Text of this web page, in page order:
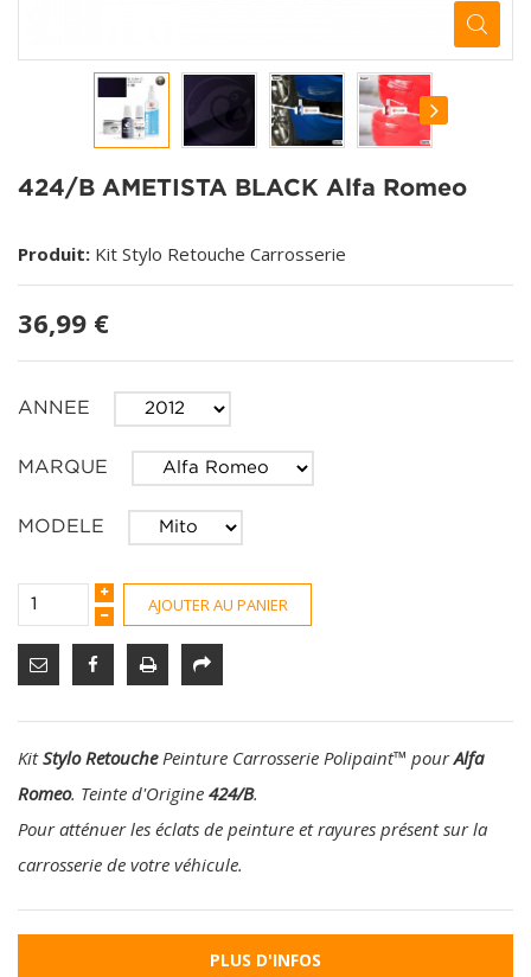
424/B AMETISTA BLACK Alfa Romeo
Produit: Kit Stylo Retouche Carrosserie
36,99 €
ANNEE
MARQUE
MODELE
AJOUTER AU PANIER
KitStylo RetouchePeinture Carrosserie Polipaint™ pourAlfa
Romeo. Teinte d'Origine 424/B.
Pour atténuer les éclats de peinture et rayures présent sur la
carrosserie de votre véhicule.
PLUS D'INFOS